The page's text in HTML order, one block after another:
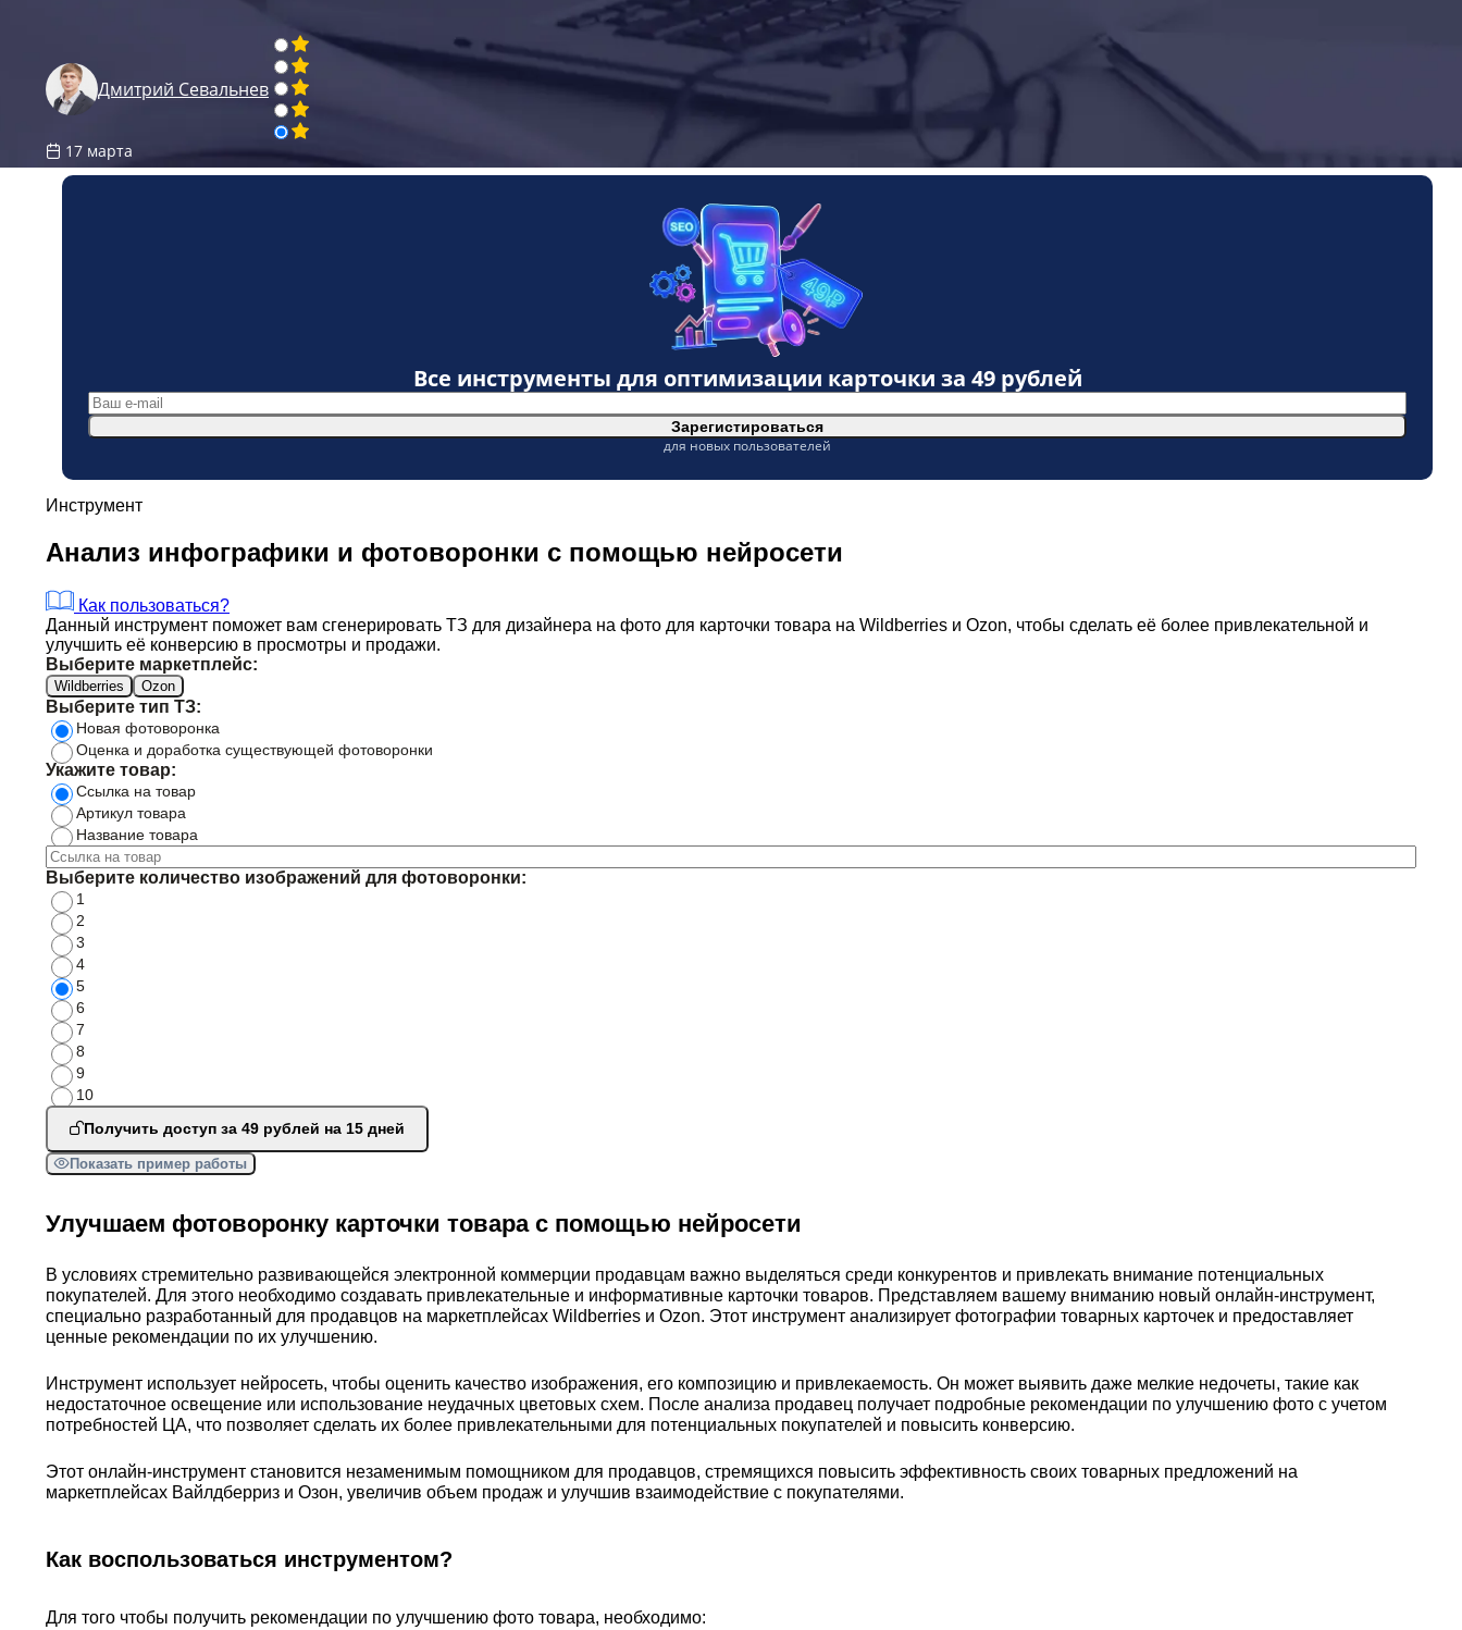
Дмитрий Севальнев
17 марта
Инструмент
Анализ инфографики и фотоворонки с помощью нейросети
Как пользоваться?
Данный инструмент поможет вам сгенерировать ТЗ для дизайнера на фото для карточки товара на Wildberries и Ozon, чтобы сделать её более привлекательной и
улучшить её конверсию в просмотры и продажи.
Выберите маркетплейс:
Wildberries Ozon
Выберите тип ТЗ:
Новая фотоворонка
Оценка и доработка существующей фотоворонки
Укажите товар:
Ссылка на товар
Артикул товара
Название товара
Выберите количество изображений для фотоворонки:
1
2
3
4
5
6
7
8
9
10
Получить доступ за 49 рублей на 15 дней
Показать пример работы
Улучшаем фотоворонку карточки товара с помощью нейросети
В условиях стремительно развивающейся электронной коммерции продавцам важно выделяться среди конкурентов и привлекать внимание потенциальных
покупателей. Для этого необходимо создавать привлекательные и информативные карточки товаров. Представляем вашему вниманию новый онлайн-инструмент,
специально разработанный для продавцов на маркетплейсах Wildberries и Ozon. Этот инструмент анализирует фотографии товарных карточек и предоставляет
ценные рекомендации по их улучшению.
Инструмент использует нейросеть, чтобы оценить качество изображения, его композицию и привлекаемость. Он может выявить даже мелкие недочеты, такие как
недостаточное освещение или использование неудачных цветовых схем. После анализа продавец получает подробные рекомендации по улучшению фото с учетом
потребностей ЦА, что позволяет сделать их более привлекательными для потенциальных покупателей и повысить конверсию.
Этот онлайн-инструмент становится незаменимым помощником для продавцов, стремящихся повысить эффективность своих товарных предложений на
маркетплейсах Вайлдберриз и Озон, увеличив объем продаж и улучшив взаимодействие с покупателями.
Как воспользоваться инструментом?
Для того чтобы получить рекомендации по улучшению фото товара, необходимо:
Все инструменты для оптимизации карточки за 49 рублей
Зарегистироваться
для новых пользователей